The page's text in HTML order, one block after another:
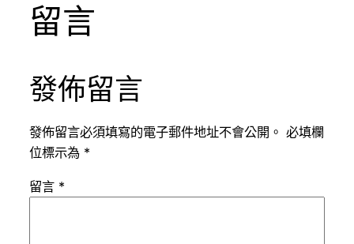
留言
發佈留言
發佈留言必須填寫的電子郵件地址不會公開。 必填欄
位標示為 *
留言 *